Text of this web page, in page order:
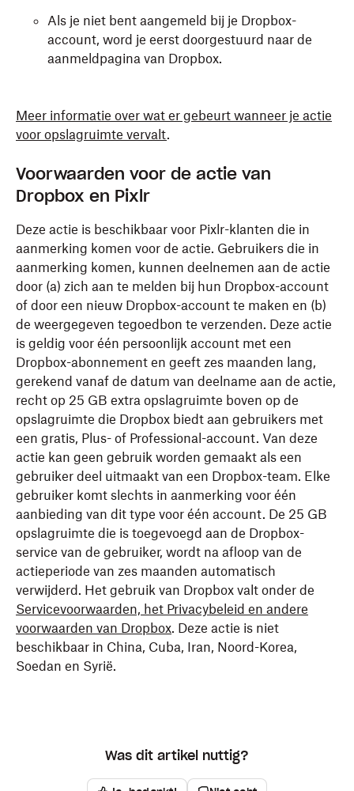
Als je niet bent aangemeld bij je Dropbox-
account, word je eerst doorgestuurd naar de
aanmeldpagina van Dropbox.
Meer informatie over wat er gebeurt wanneer je actie
voor opslagruimte vervalt.
Voorwaarden voor de actie van
Dropbox en Pixlr
Deze actie is beschikbaar voor Pixlr-klanten die in
aanmerking komen voor de actie. Gebruikers die in
aanmerking komen, kunnen deelnemen aan de actie
door (a) zich aan te melden bij hun Dropbox-account
of door een nieuw Dropbox-account te maken en (b)
de weergegeven tegoedbon te verzenden. Deze actie
is geldig voor één persoonlijk account met een
Dropbox-abonnement en geeft zes maanden lang,
gerekend vanaf de datum van deelname aan de actie,
recht op 25 GB extra opslagruimte boven op de
opslagruimte die Dropbox biedt aan gebruikers met
een gratis, Plus- of Professional-account. Van deze
actie kan geen gebruik worden gemaakt als een
gebruiker deel uitmaakt van een Dropbox-team. Elke
gebruiker komt slechts in aanmerking voor één
aanbieding van dit type voor één account. De 25 GB
opslagruimte die is toegevoegd aan de Dropbox-
service van de gebruiker, wordt na afloop van de
actieperiode van zes maanden automatisch
verwijderd. Het gebruik van Dropbox valt onder de
Servicevoorwaarden, het Privacybeleid en andere
voorwaarden van Dropbox. Deze actie is niet
beschikbaar in China, Cuba, Iran, Noord-Korea,
Soedan en Syrië.
Was dit artikel nuttig?